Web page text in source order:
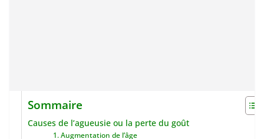
Sommaire
Causes de l’agueusie ou la perte du goût
1. Augmentation de l’âge